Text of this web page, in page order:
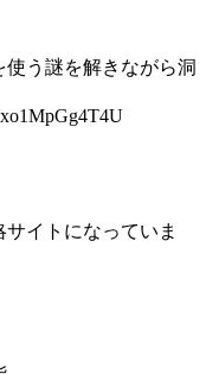
う謎を解きながら洞
イトになっていま